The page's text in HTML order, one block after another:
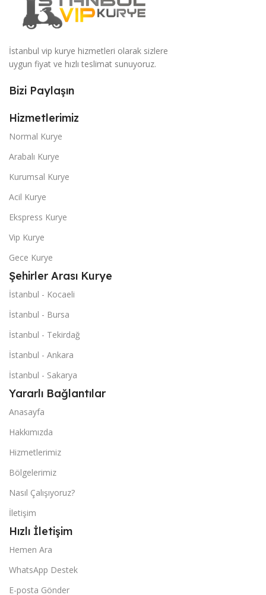
İstanbul vip kurye hizmetleri olarak sizlere
uygun fiyat ve hızlı teslimat sunuyoruz.
Bizi Paylaşın
Hizmetlerimiz
Normal Kurye
Arabalı Kurye
Kurumsal Kurye
Acil Kurye
Ekspress Kurye
Vip Kurye
Gece Kurye
Şehirler Arası Kurye
İstanbul - Kocaeli
İstanbul - Bursa
İstanbul - Tekirdağ
İstanbul - Ankara
İstanbul - Sakarya
Yararlı Bağlantılar
Anasayfa
Hakkımızda
Hizmetlerimiz
Bölgelerimiz
Nasıl Çalışıyoruz?
İletişim
Hızlı İletişim
Hemen Ara
WhatsApp Destek
E-posta Gönder